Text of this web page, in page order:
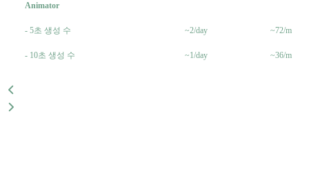
Animator
- 5초 생성 수 ~2/day ~72/m
- 10초 생성 수 ~1/day ~36/m